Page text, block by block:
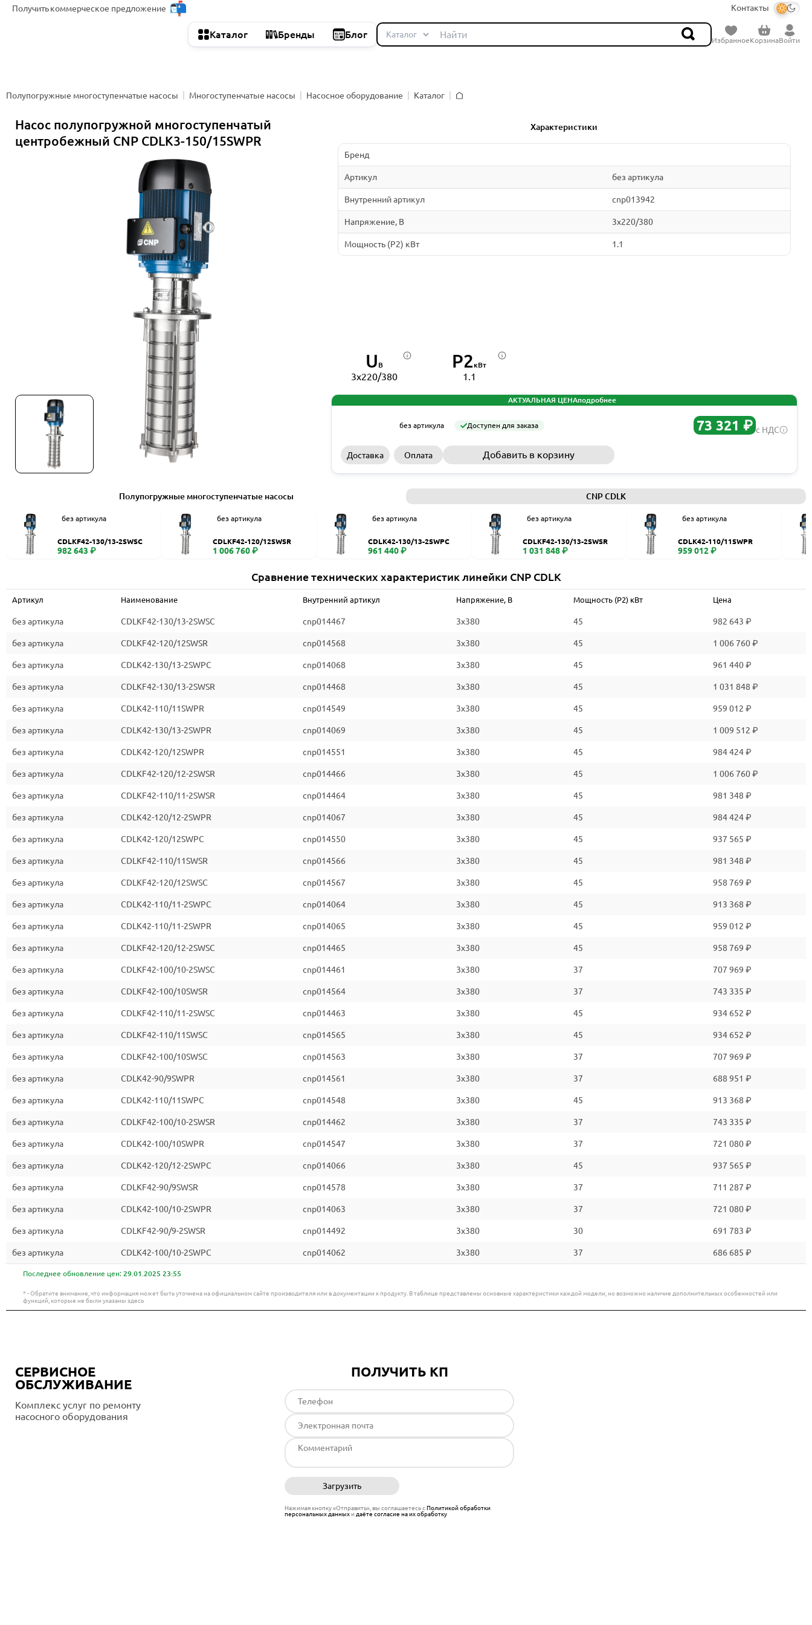
Получитькоммерческое предложение Контакты
Каталог Бренды Блог
ИзбранноеКорзинаВойти
Полупогружные многоступенчатые насосы Многоступенчатые насосы Насосное оборудование
Каталог
Насос полупогружной многоступенчатый
центробежный CNP CDLK3-150/15SWPR
Характеристики
Бренд
Артикул без артикула
Внутренний артикул cnp013942
Напряжение, В 3x220/380
Мощность (P2) кВт 1.1
U В
3x220/380
P2кВт
1.1
АКТУАЛЬНАЯ ЦЕНАподробнее
без артикула Доступен для заказа 73 321 ₽ с НДС
Доставка Оплата Добавить в корзину
Полупогружные многоступенчатые насосы CNP CDLK
без артикула
CDLKF42-130/13-2SWSC
982 643 ₽
без артикула
CDLKF42-120/12SWSR
1 006 760 ₽
без артикула
CDLK42-130/13-2SWPC
961 440 ₽
без артикула
CDLKF42-130/13-2SWSR
1 031 848 ₽
без артикула
CDLK42-110/11SWPR
959 012 ₽
Сравнение технических характеристик линейки CNP CDLK
Артикул Наименование Внутренний артикул Напряжение, В Мощность (P2) кВт Цена
без артикула CDLKF42-130/13-2SWSC cnp014467 3x380 45 982 643 ₽
без артикула CDLKF42-120/12SWSR cnp014568 3x380 45 1 006 760 ₽
без артикула CDLK42-130/13-2SWPC cnp014068 3x380 45 961 440 ₽
без артикула CDLKF42-130/13-2SWSR cnp014468 3x380 45 1 031 848 ₽
без артикула CDLK42-110/11SWPR cnp014549 3x380 45 959 012 ₽
без артикула CDLK42-130/13-2SWPR cnp014069 3x380 45 1 009 512 ₽
без артикула CDLK42-120/12SWPR cnp014551 3x380 45 984 424 ₽
без артикула CDLKF42-120/12-2SWSR cnp014466 3x380 45 1 006 760 ₽
без артикула CDLKF42-110/11-2SWSR cnp014464 3x380 45 981 348 ₽
без артикула CDLK42-120/12-2SWPR cnp014067 3x380 45 984 424 ₽
без артикула CDLK42-120/12SWPC cnp014550 3x380 45 937 565 ₽
без артикула CDLKF42-110/11SWSR cnp014566 3x380 45 981 348 ₽
без артикула CDLKF42-120/12SWSC cnp014567 3x380 45 958 769 ₽
без артикула CDLK42-110/11-2SWPC cnp014064 3x380 45 913 368 ₽
без артикула CDLK42-110/11-2SWPR cnp014065 3x380 45 959 012 ₽
без артикула CDLKF42-120/12-2SWSC cnp014465 3x380 45 958 769 ₽
без артикула CDLKF42-100/10-2SWSC cnp014461 3x380 37 707 969 ₽
без артикула CDLKF42-100/10SWSR cnp014564 3x380 37 743 335 ₽
без артикула CDLKF42-110/11-2SWSC cnp014463 3x380 45 934 652 ₽
без артикула CDLKF42-110/11SWSC cnp014565 3x380 45 934 652 ₽
без артикула CDLKF42-100/10SWSC cnp014563 3x380 37 707 969 ₽
без артикула CDLK42-90/9SWPR cnp014561 3x380 37 688 951 ₽
без артикула CDLK42-110/11SWPC cnp014548 3x380 45 913 368 ₽
без артикула CDLKF42-100/10-2SWSR cnp014462 3x380 37 743 335 ₽
без артикула CDLK42-100/10SWPR cnp014547 3x380 37 721 080 ₽
без артикула CDLK42-120/12-2SWPC cnp014066 3x380 45 937 565 ₽
без артикула CDLKF42-90/9SWSR cnp014578 3x380 37 711 287 ₽
без артикула CDLK42-100/10-2SWPR cnp014063 3x380 37 721 080 ₽
без артикула CDLKF42-90/9-2SWSR cnp014492 3x380 30 691 783 ₽
без артикула CDLK42-100/10-2SWPC cnp014062 3x380 37 686 685 ₽
Последнее обновление цен: 29.01.2025 23:55
* - Обратите внимание, что информация может быть уточнена на официальном сайте производителя или в документации к продукту. В таблице представлены основные характеристики каждой модели, но возможно наличие дополнительных особенностей или
функций, которые не были указаны здесь
СЕРВИСНОЕ
ОБСЛУЖИВАНИЕ
Комплекс услуг по ремонту
насосного оборудования
ПОЛУЧИТЬ КП
Загрузить
Нажимая кнопку «Отправить», вы соглашаетесь сПолитикой обработки
персональных данныхи даёте согласие на их обработку